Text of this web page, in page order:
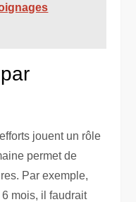
jouent un rôle
permet de
Par exemple,
mois, il faudrait